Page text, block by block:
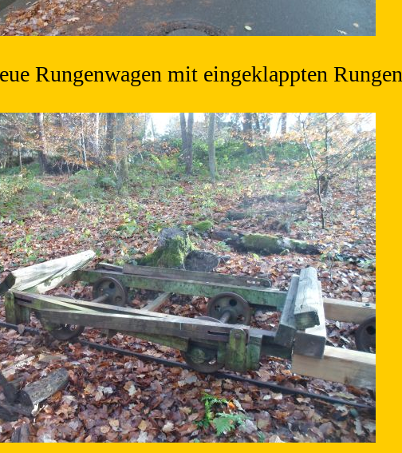
Rungenwagen mit eingeklappten Rungen